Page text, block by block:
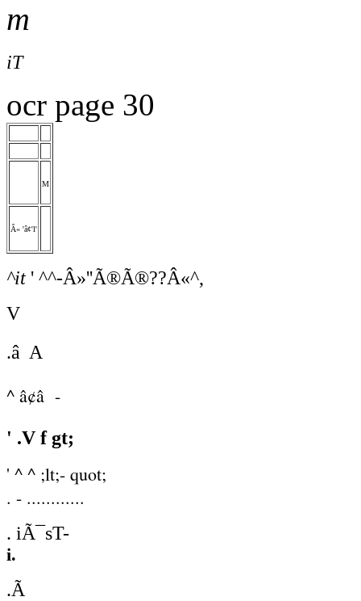
m
iT
ocr page 30
M
Â« 'â¢'l'
^it ' ^^-Â»''Ã®Ã®??Â«^,
V
.â A
^ â¢â -
' .V f gt;
' ^ ^ ;lt;- quot;
. - ............
. iÃ¯sT-
i.
.Ã